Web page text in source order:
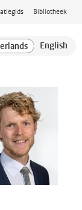
Bibliotheek